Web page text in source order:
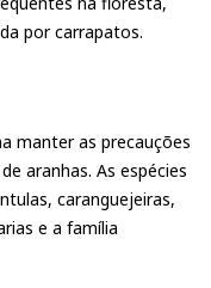
por carrapatos.
manter as precauções
aranhas. As espécies
caranguejeiras,
e a família